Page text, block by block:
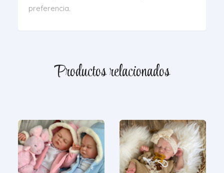
preferencia.
Productos relacionados